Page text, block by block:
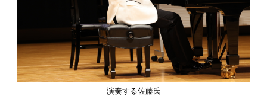
演奏する佐藤氏